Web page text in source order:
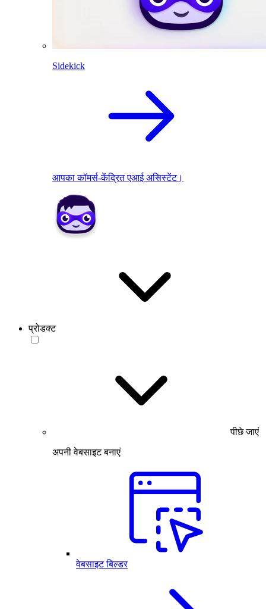
Sidekick
आपका कॉमर्स-केंद्रित एआई असिस्टेंट।
प्रोडक्ट
पीछे जाएं
अपनी वेबसाइट बनाएं
वेबसाइट बिल्डर